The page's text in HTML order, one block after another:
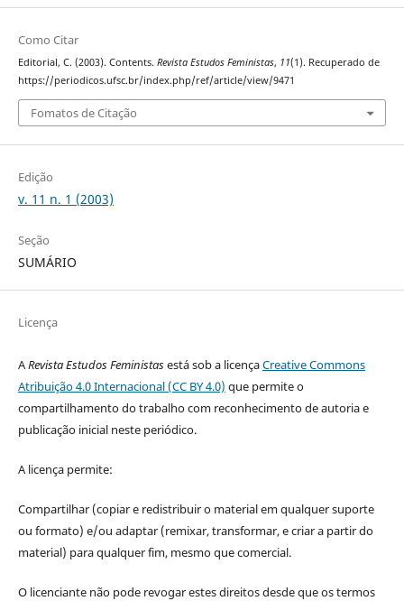
Como Citar
Editorial, C. (2003). Contents. Revista Estudos Feministas, 11(1). Recuperado de
https://periodicos.ufsc.br/index.php/ref/article/view/9471
Fomatos de Citação
Edição
v. 11 n. 1 (2003)
Seção
SUMÁRIO
Licença
ARevista Estudos Feministasestá sob a licençaCreative Commons
Atribuição 4.0 Internacional (CC BY 4.0) que permite o
compartilhamento do trabalho com reconhecimento de autoria e
publicação inicial neste periódico.
A licença permite:
Compartilhar (copiar e redistribuir o material em qualquer suporte
ou formato) e/ou adaptar (remixar, transformar, e criar a partir do
material) para qualquer fim, mesmo que comercial.
O licenciante não pode revogar estes direitos desde que os termos